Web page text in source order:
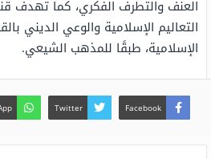
العنف والتطرف الفكري، كما تهدف
التعاليم الإسلامية والوعي الديني
الإسلامية، طبقًا للمذهب الشيعي.
Facebook
Twitter